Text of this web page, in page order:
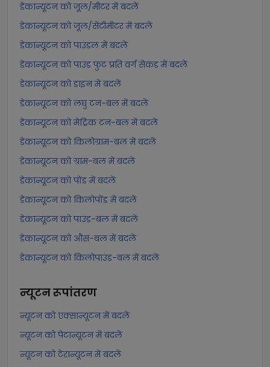
डेकान्यूटन को जूल/मीटर में बदलें
डेकान्यूटन को जूल/सेंटीमीटर में बदलें
डेकान्यूटन को पाउंडल में बदलें
डेकान्यूटन को पाउंड फुट प्रति वर्ग सेकंड में बदलें
डेकान्यूटन को डाइन में बदलें
डेकान्यूटन को लघु टन-बल में बदलें
डेकान्यूटन को मेट्रिक टन-बल में बदलें
डेकान्यूटन को किलोग्राम-बल में बदलें
डेकान्यूटन को ग्राम-बल में बदलें
डेकान्यूटन को पोंड में बदलें
डेकान्यूटन को किलोपोंड में बदलें
डेकान्यूटन को पाउंड-बल में बदलें
डेकान्यूटन को औंस-बल में बदलें
डेकान्यूटन को किलोपाउंड-बल में बदलें
न्यूटनरूपांतरण
न्यूटन को एक्सान्यूटन में बदलें
न्यूटन को पेटान्यूटन में बदलें
न्यूटन को टेरान्यूटन में बदलें